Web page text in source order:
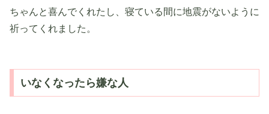
ちゃんと喜んでくれたし、寝ている間に地震がないように
祈ってくれました。
いなくなったら嫌な人